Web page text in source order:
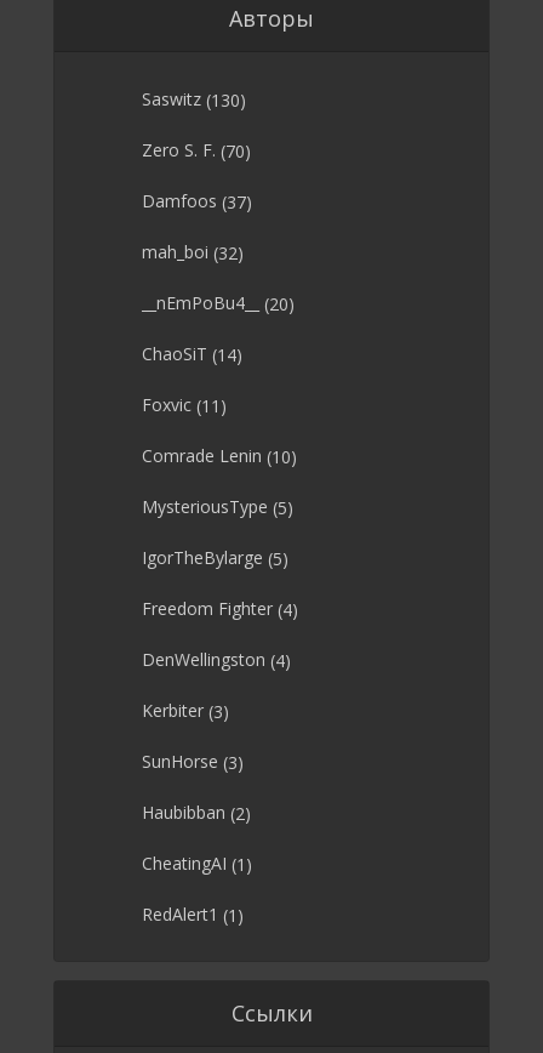
Авторы
Saswitz (130)
Zero S. F. (70)
Damfoos (37)
mah_boi (32)
__nEmPoBu4__ (20)
ChaoSiT (14)
Foxvic (11)
Comrade Lenin (10)
MysteriousType (5)
IgorTheBylarge (5)
Freedom Fighter (4)
DenWellingston (4)
Kerbiter (3)
SunHorse (3)
Haubibban (2)
CheatingAI (1)
RedAlert1 (1)
Ссылки